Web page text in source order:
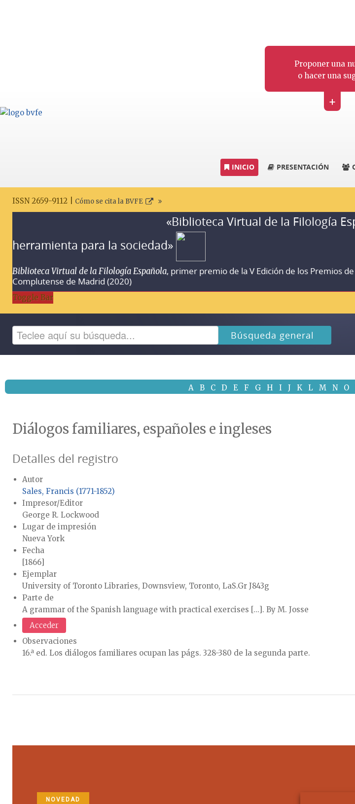
Proponer una
o hacer una
+
INICIO PRESENTACIÓN
ISSN 2659-9112 | Cómo se cita la BVFE
«Biblioteca Virtual de la Filología
herramienta para la sociedad»
Biblioteca Virtual de la Filología Española, primer premio de la V Edición de los Premios
Complutense de Madrid (2020)
Toggle Bar
Búsqueda general
A B C D E F G H I J K L M N O
Diálogos familiares, españoles e ingleses
Detalles del registro
Autor
Sales, Francis (1771-1852)
Impresor/Editor
George R. Lockwood
Lugar de impresión
Nueva York
Fecha
[1866]
Ejemplar
University of Toronto Libraries, Downsview, Toronto, LaS.Gr J843g
Parte de
A grammar of the Spanish language with practical exercises [...]. By M. Josse
Acceder
Observaciones
16.ª ed. Los diálogos familiares ocupan las págs. 328-380 de la segunda parte.
NOVEDAD